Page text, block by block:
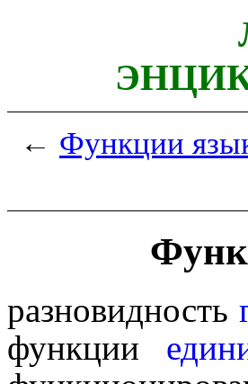
← Функции
разновидность
функции